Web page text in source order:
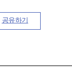
공유하기